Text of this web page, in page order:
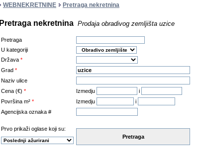
WEBNEKRETNINE Pretraga nekretnina
Pretraga nekretnina Prodaja obradivog zemljišta uzice
Pretraga
U kategoriji
Država *
Grad *
Naziv ulice
Cena (€) * Izmedju
i
Površina m² * Izmedju
i
Agencijska oznaka #
Prvo prikaži oglase koji su:
Pretraga